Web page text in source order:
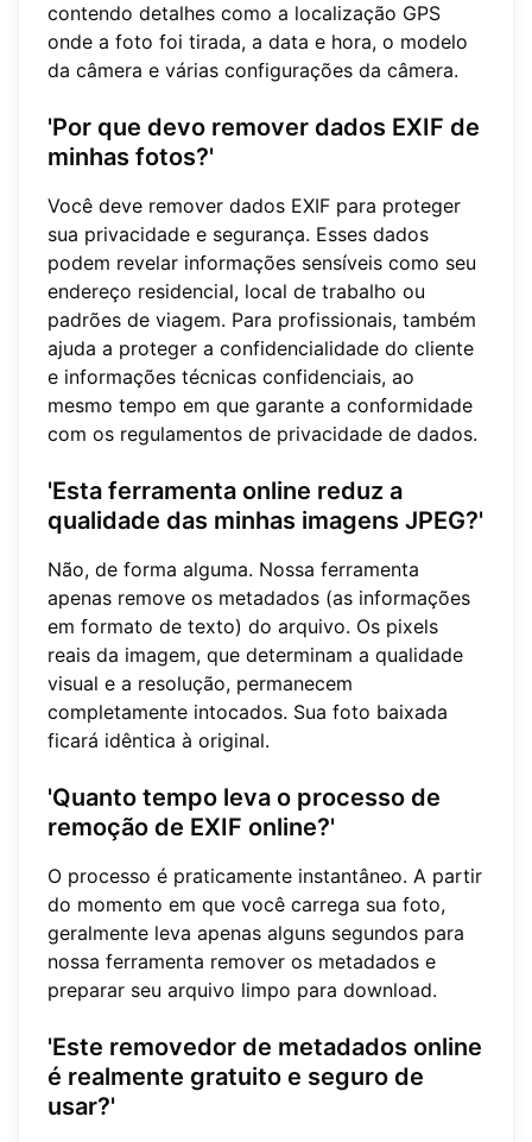
contendo detalhes como a localização GPS
onde a foto foi tirada, a data e hora, o modelo
da câmera e várias configurações da câmera.
'Por que devo remover dados EXIF de
minhas fotos?'
Você deve remover dados EXIF para proteger
sua privacidade e segurança. Esses dados
podem revelar informações sensíveis como seu
endereço residencial, local de trabalho ou
padrões de viagem. Para profissionais, também
ajuda a proteger a confidencialidade do cliente
e informações técnicas confidenciais, ao
mesmo tempo em que garante a conformidade
com os regulamentos de privacidade de dados.
'Esta ferramenta online reduz a
qualidade das minhas imagens JPEG?'
Não, de forma alguma. Nossa ferramenta
apenas remove os metadados (as informações
em formato de texto) do arquivo. Os pixels
reais da imagem, que determinam a qualidade
visual e a resolução, permanecem
completamente intocados. Sua foto baixada
ficará idêntica à original.
'Quanto tempo leva o processo de
remoção de EXIF online?'
O processo é praticamente instantâneo. A partir
do momento em que você carrega sua foto,
geralmente leva apenas alguns segundos para
nossa ferramenta remover os metadados e
preparar seu arquivo limpo para download.
'Este removedor de metadados online
é realmente gratuito e seguro de
usar?'